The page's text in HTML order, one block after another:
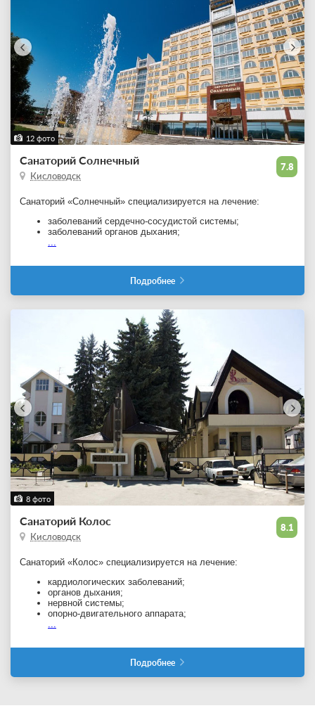
12 фото
7.8
Санаторий Солнечный
Кисловодск
Санаторий «Солнечный» специализируется на лечение:
заболеваний сердечно-сосудистой системы;
заболеваний органов дыхания;
...
Подробнее
8 фото
8.1
Санаторий Колос
Кисловодск
Санаторий «Колос» специализируется на лечение:
кардиологических заболеваний;
органов дыхания;
нервной системы;
опорно-двигательного аппарата;
...
Подробнее